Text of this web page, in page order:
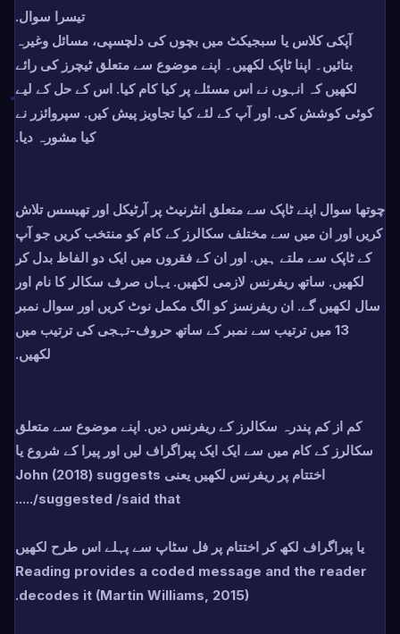
تیسرا سوال.
آپکی کلاس یا سبجیکٹ میں بچوں کی دلچسپی، مسائل وغیرہ
بتائیں۔ اپنا ٹاپک لکھیں۔ اپنے موضوع سے متعلق ٹیچرز کی رائے
لکھیں کہ انہوں نے اس مسئلے پر کیا کام کیا. اس کے حل کے لیے
کوئی کوشش کی. اور آپ کے لئے کیا تجاویز پیش کیں. سپروائزر نے
کیا مشورہ دیا.
چوتھا سوال اپنے ٹاپک سے متعلق انٹرنیٹ پر آرٹیکل اور تھیسس تلاش
کریں اور ان میں سے مختلف سکالرز کے کام کو منتخب کریں جو آپ
کے ٹاپک سے ملتے ہیں. اور ان کے فقروں میں ایک دو الفاظ بدل کر
لکھیں. ساتھ ریفرنس لازمی لکھیں. یہاں صرف سکالر کا نام اور
سال لکھیں گے. ان ریفرنسز کو الگ مکمل نوٹ کریں اور سوال نمبر
13 میں ترتیب سے نمبر کے ساتھ حروف-تہجی کی ترتیب میں
لکھیں.
کم از کم پندرہ سکالرز کے ریفرنس دیں. اپنے موضوع سے متعلق
سکالرز کے کام میں سے ایک ایک پیراگراف لیں اور پیرا کے شروع یا
اختتام پر ریفرنس لکھیں یعنی John (2018) suggests
/suggested /said that.....
یا پیراگراف لکھ کر اختتام پر فل سٹاپ سے پہلے اس طرح لکھیں
Reading provides a coded message and the reader
decodes it (Martin Williams, 2015).